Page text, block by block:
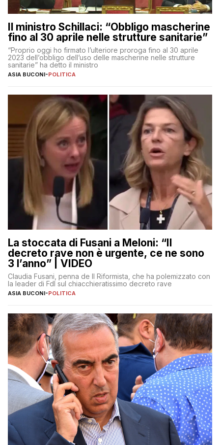
Il ministro Schillaci: “Obbligo mascherine
fino al 30 aprile nelle strutture sanitarie”
“Proprio oggi ho firmato l’ulteriore proroga fino al 30 aprile
2023 dell’obbligo dell’uso delle mascherine nelle strutture
sanitarie” ha detto il ministro
ASIA BUCONI-POLITICA
La stoccata di Fusani a Meloni: “Il
decreto rave non è urgente, ce ne sono
3 l’anno” | VIDEO
Claudia Fusani, penna de Il Riformista, che ha polemizzato con
la leader di FdI sul chiacchieratissimo decreto rave
ASIA BUCONI-POLITICA